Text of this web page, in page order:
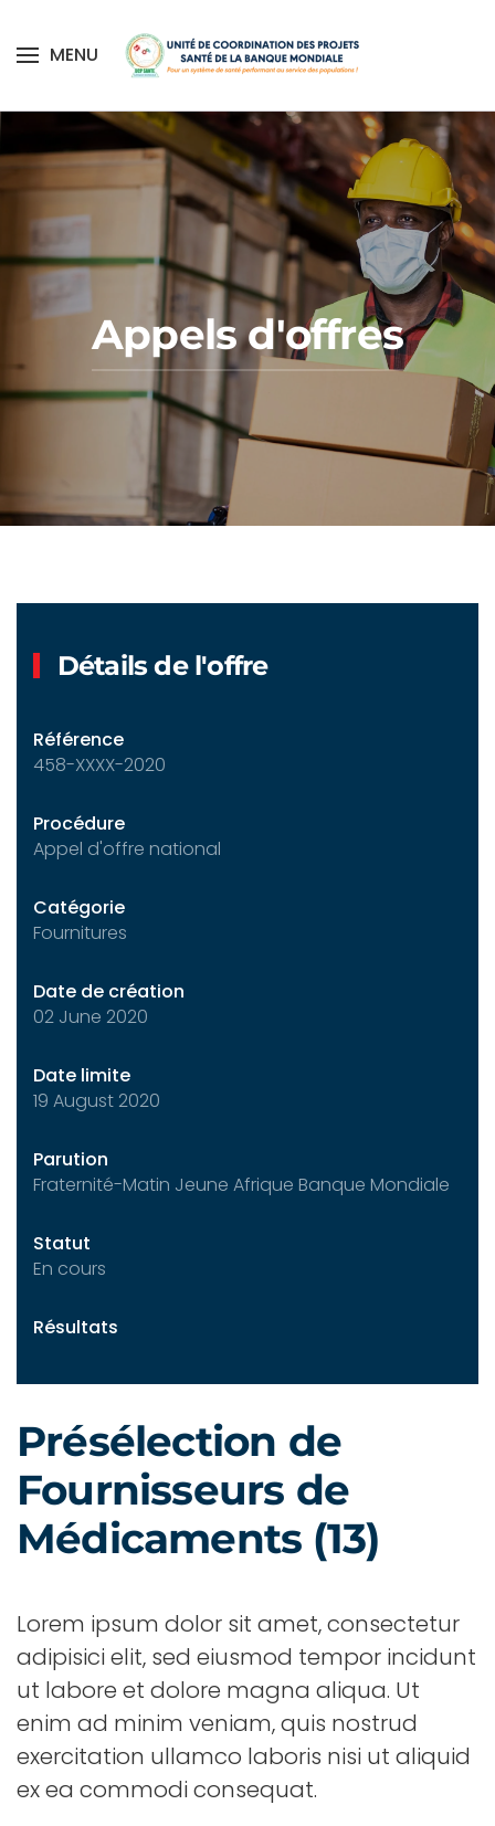
Skip to main content
MENU
Appels d'offres
Détails de l'offre
Référence
458-XXXX-2020
Procédure
Appel d'offre national
Catégorie
Fournitures
Date de création
02 June 2020
Date limite
19 August 2020
Parution
Fraternité-Matin Jeune Afrique Banque Mondiale
Statut
En cours
Résultats
Présélection de
Fournisseurs de
Médicaments (13)
Lorem ipsum dolor sit amet, consectetur
adipisici elit, sed eiusmod tempor incidunt
ut labore et dolore magna aliqua. Ut
enim ad minim veniam, quis nostrud
exercitation ullamco laboris nisi ut aliquid
ex ea commodi consequat.